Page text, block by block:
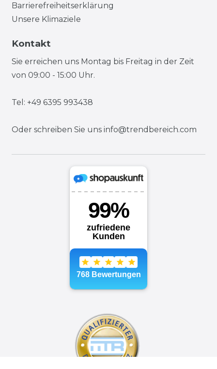
Barrierefreiheitserklärung
Unsere Klimaziele
Kontakt
Sie erreichen uns Montag bis Freitag in der Zeit
von 09:00 - 15:00 Uhr.
Tel: +49 6395 993438
Oder schreiben Sie uns info@trendbereich.com